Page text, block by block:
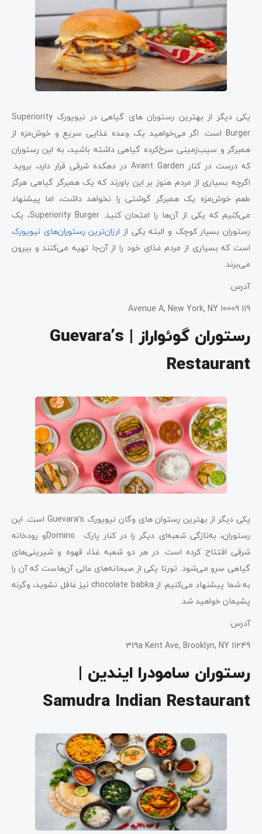
یکی دیگر از بهترین رستوران‌ های گیاهی در نیویورک Superiority
Burger است. اگر می‌خواهید یک وعده غذایی سریع و خوش‌مزه از
همبرگر و سیب‌زمینی سرخ‌کرده گیاهی داشته باشید، به این رستوران
که درست در کنار Avant Garden در دهکده شرقی قرار دارد، بروید.
اگرچه بسیاری از مردم هنوز بر این باورند که یک همبرگر گیاهی هرگز
طعم خوش‌مزه یک همبرگر گوشتی را نخواهد داشت، اما پیشنهاد
می‌کنیم که یکی از آن‌ها را امتحان کنید. Superiority Burger، یک
رستوران بسیار کوچک و البته یکی از ارزان‌ترین رستوران‌های نیویورک
است که بسیاری از مردم غذای خود را از آن‌جا تهیه می‌کنند و بیرون
می‌برند.
آدرس:
119 Avenue A, New York, NY 10009
رستوران گوئواراز | Guevara’s
Restaurant
یکی دیگر از بهترین رستوان‌ های وگان نیویورک Guevara’s است. این
رستوران، به‌تازگی شعبه‌ای دیگر را در کنار پارک Dominoو رودخانه
شرقی افتتاح کرده است. در هر دو شعبه غذا، قهوه و شیرینی‌های
گیاهی سرو می‌شود. تورتا یکی از صبحانه‌های عالی آن‌هاست که آن را
به شما پیشنهاد می‌کنیم. از chocolate babka نیز غافل نشوید، وگرنه
پشیمان خواهید شد.
آدرس:
319a Kent Ave, Brooklyn, NY 11249
رستوران سامودرا ایندین |
Samudra Indian Restaurant